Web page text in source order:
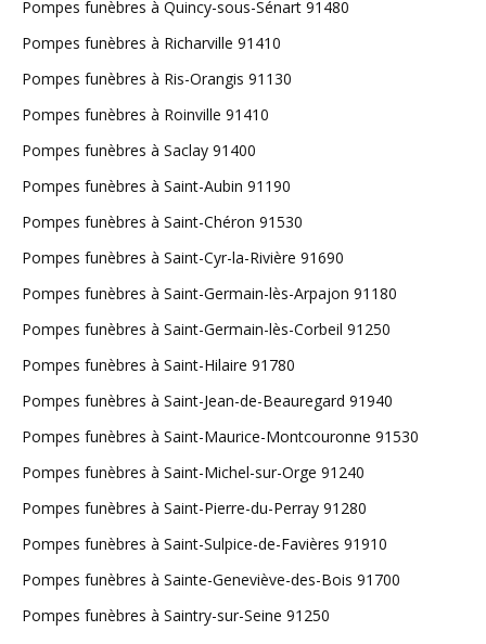
Pompes funèbres à Quincy-sous-Sénart 91480
Pompes funèbres à Richarville 91410
Pompes funèbres à Ris-Orangis 91130
Pompes funèbres à Roinville 91410
Pompes funèbres à Saclay 91400
Pompes funèbres à Saint-Aubin 91190
Pompes funèbres à Saint-Chéron 91530
Pompes funèbres à Saint-Cyr-la-Rivière 91690
Pompes funèbres à Saint-Germain-lès-Arpajon 91180
Pompes funèbres à Saint-Germain-lès-Corbeil 91250
Pompes funèbres à Saint-Hilaire 91780
Pompes funèbres à Saint-Jean-de-Beauregard 91940
Pompes funèbres à Saint-Maurice-Montcouronne 91530
Pompes funèbres à Saint-Michel-sur-Orge 91240
Pompes funèbres à Saint-Pierre-du-Perray 91280
Pompes funèbres à Saint-Sulpice-de-Favières 91910
Pompes funèbres à Sainte-Geneviève-des-Bois 91700
Pompes funèbres à Saintry-sur-Seine 91250